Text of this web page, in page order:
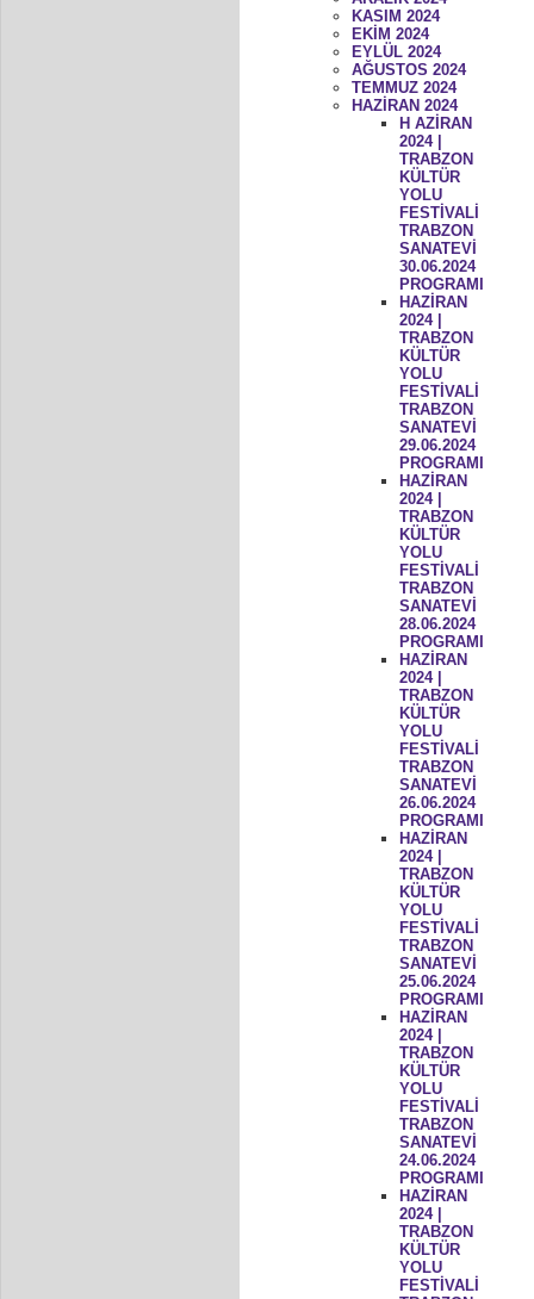
KASIM 2024
EKİM 2024
EYLÜL 2024
AĞUSTOS 2024
TEMMUZ 2024
HAZİRAN 2024
H AZİRAN
2024 |
TRABZON
KÜLTÜR
YOLU
FESTİVALİ
TRABZON
SANATEVİ
30.06.2024
PROGRAMI
HAZİRAN
2024 |
TRABZON
KÜLTÜR
YOLU
FESTİVALİ
TRABZON
SANATEVİ
29.06.2024
PROGRAMI
HAZİRAN
2024 |
TRABZON
KÜLTÜR
YOLU
FESTİVALİ
TRABZON
SANATEVİ
28.06.2024
PROGRAMI
HAZİRAN
2024 |
TRABZON
KÜLTÜR
YOLU
FESTİVALİ
TRABZON
SANATEVİ
26.06.2024
PROGRAMI
HAZİRAN
2024 |
TRABZON
KÜLTÜR
YOLU
FESTİVALİ
TRABZON
SANATEVİ
25.06.2024
PROGRAMI
HAZİRAN
2024 |
TRABZON
KÜLTÜR
YOLU
FESTİVALİ
TRABZON
SANATEVİ
24.06.2024
PROGRAMI
HAZİRAN
2024 |
TRABZON
KÜLTÜR
YOLU
FESTİVALİ